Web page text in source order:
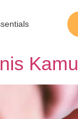
Kamu